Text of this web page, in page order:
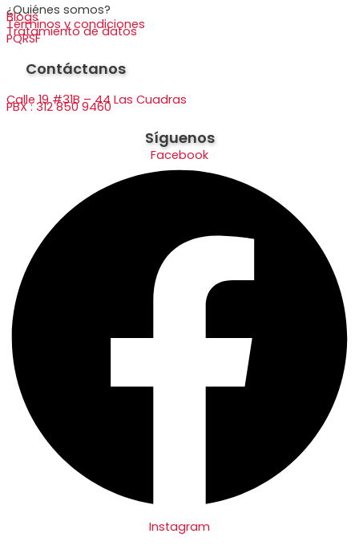
¿Quiénes somos?
Blogs
Términos y condiciones
Tratamiento de datos
PQRSF
Contáctanos
Calle 19 #31B – 44 Las Cuadras
PBX : 312 850 9460
Síguenos
Facebook
Instagram